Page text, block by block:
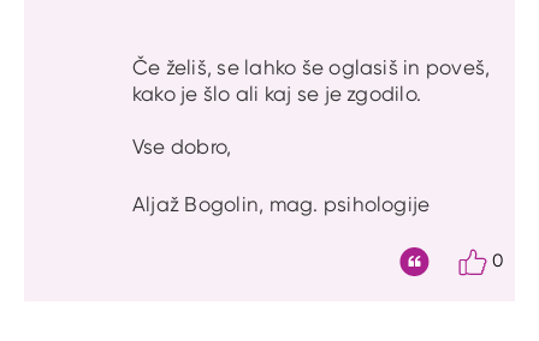
Če želiš, se lahko še oglasiš in poveš,
kako je šlo ali kaj se je zgodilo.
Vse dobro,
Aljaž Bogolin, mag. psihologije
0